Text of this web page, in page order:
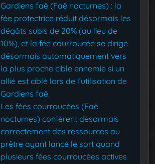
Gardiens faë (Faë nocturnes) : la
fée protectrice réduit désormais les
dégâts subis de 20% (au lieu de
10%), et la fée courroucée se dirige
désormais automatiquement vers
la plus proche cible ennemie si un
allié est ciblé lors de l’utilisation de
Gardiens faë.
Les fées courroucées (Faë
nocturnes) confèrent désormais
correctement des ressources au
prêtre ayant lancé le sort quand
plusieurs fées courroucées actives